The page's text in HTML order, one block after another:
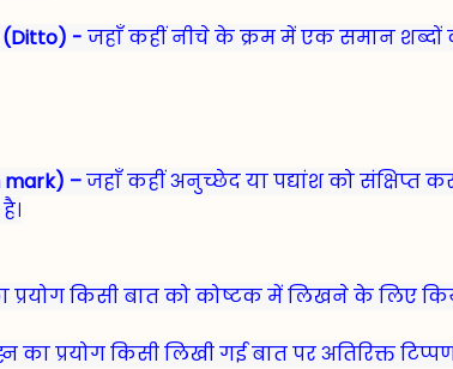
(Ditto) - जहाँ कहीं नीचे के क्रम में एक समान शब्दों
mark) –जहाँ कहीं अनुच्छेद या पद्यांश को संक्षिप्त
प्रयोग किसी बात को कोष्टक में लिखने के लिए
का प्रयोग किसी लिखी गई बात पर अतिरिक्त